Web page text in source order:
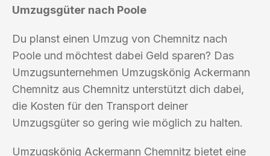
Umzugsgüter nach Poole
Du planst einen Umzug von Chemnitz nach
Poole und möchtest dabei Geld sparen? Das
Umzugsunternehmen Umzugskönig Ackermann
Chemnitz aus Chemnitz unterstützt dich dabei,
die Kosten für den Transport deiner
Umzugsgüter so gering wie möglich zu halten.
Umzugskönig Ackermann Chemnitz bietet eine